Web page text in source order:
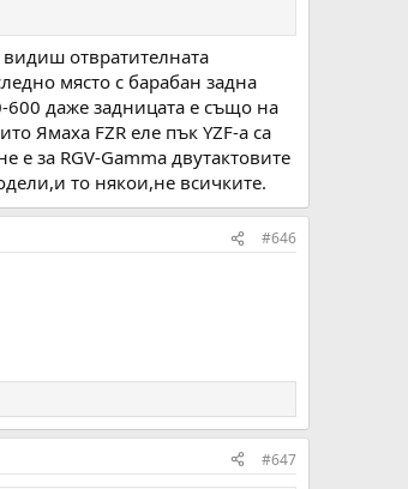
отвратителната
място с барабан задна
600 даже задницата е също на
Ямаха FZR еле пък YZF-a са
е за RGV-Gamma двутактовите
то някои,не всичките.
#646
#647